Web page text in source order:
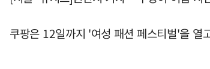
쿠팡은 12일까지 '여성 패션 페스티벌'을 열